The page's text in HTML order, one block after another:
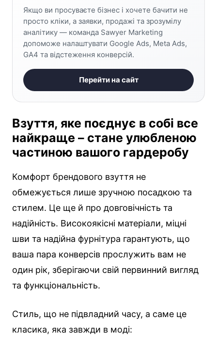
Якщо ви просуваєте бізнес і хочете бачити не
просто кліки, а заявки, продажі та зрозумілу
аналітику — команда Sawyer Marketing
допоможе налаштувати Google Ads, Meta Ads,
GA4 та відстеження конверсій.
Перейти на сайт
Взуття, яке поєднує в собі все
найкраще – стане улюбленою
частиною вашого гардеробу
Комфорт брендового взуття не
обмежується лише зручною посадкою та
стилем. Це ще й про довговічність та
надійність. Високоякісні матеріали, міцні
шви та надійна фурнітура гарантують, що
ваша пара конверсів прослужить вам не
один рік, зберігаючи свій первинний вигляд
та функціональність.
Стиль, що не підвладний часу, а саме це
класика, яка завжди в моді: